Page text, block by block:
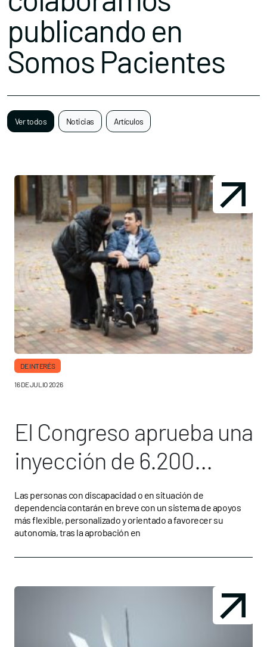
publicando en
Somos Pacientes
Ver todos Noticias Artículos
DE INTERÉS
16 DE JULIO 2026
El Congreso aprueba una
inyección de 6.200
millones de euros para
dependencia
Las personas con discapacidad o en situación de
dependencia contarán en breve con un sistema de apoyos
más flexible, personalizado y orientado a favorecer su
autonomía, tras la aprobación en